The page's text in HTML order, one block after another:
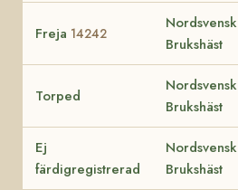
Freja 14242
Nordsvensk
Brukshäst
Torped
Nordsvensk
Brukshäst
Ej
färdigregistrerad
Nordsvensk
Brukshäst